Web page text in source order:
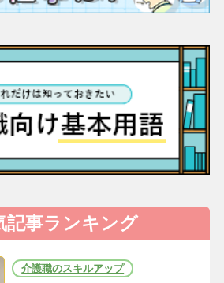
記事ランキング
介護職のスキルアップ